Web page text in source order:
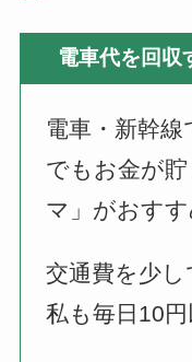
電車代を回収
電車・新幹
でもお金が
マ」がおすす
交通費を少
私も毎日10